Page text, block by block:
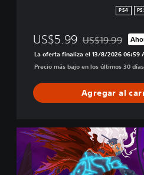
PS4
US$5.99 Rebajado del
US$19.99
La oferta finaliza el 13/8/2026 06:59
Precio más bajo en los últimos 30
Agregar al
M
o